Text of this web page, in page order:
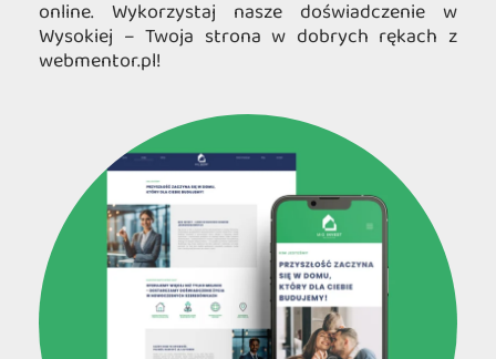
online. Wykorzystaj nasze doświadczenie w
Wysokiej – Twoja strona w dobrych rękach z
webmentor.pl!